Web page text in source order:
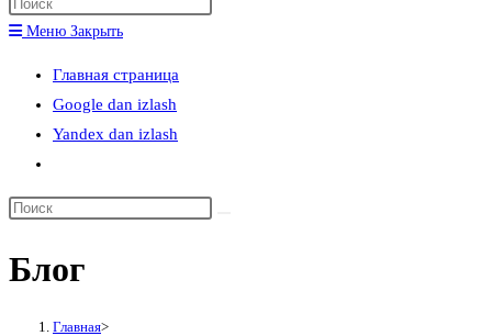
по
веб-
сайту
Меню Закрыть
Главная страница
Google dan izlash
Yandex dan izlash
по
сайту
Поиск
сайте
Блог
Главная>